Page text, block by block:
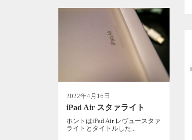
2022年4月16日
iPad Air スタァライト
ホントはiPad Air レヴュースタァ
ライトとタイトルした...